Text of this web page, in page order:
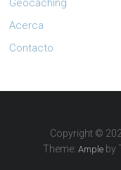
Geocaching
Acerca
Contacto
Copyright ©
Theme:Ample by